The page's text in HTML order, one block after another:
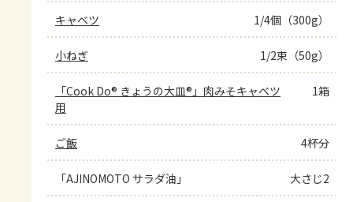
キャベツ 1/4個（300g）
小ねぎ 1/2束（50g）
「Cook Do® きょうの大皿®」肉みそキャベツ
用
1箱
ご飯 4杯分
「AJINOMOTO サラダ油」 大さじ2